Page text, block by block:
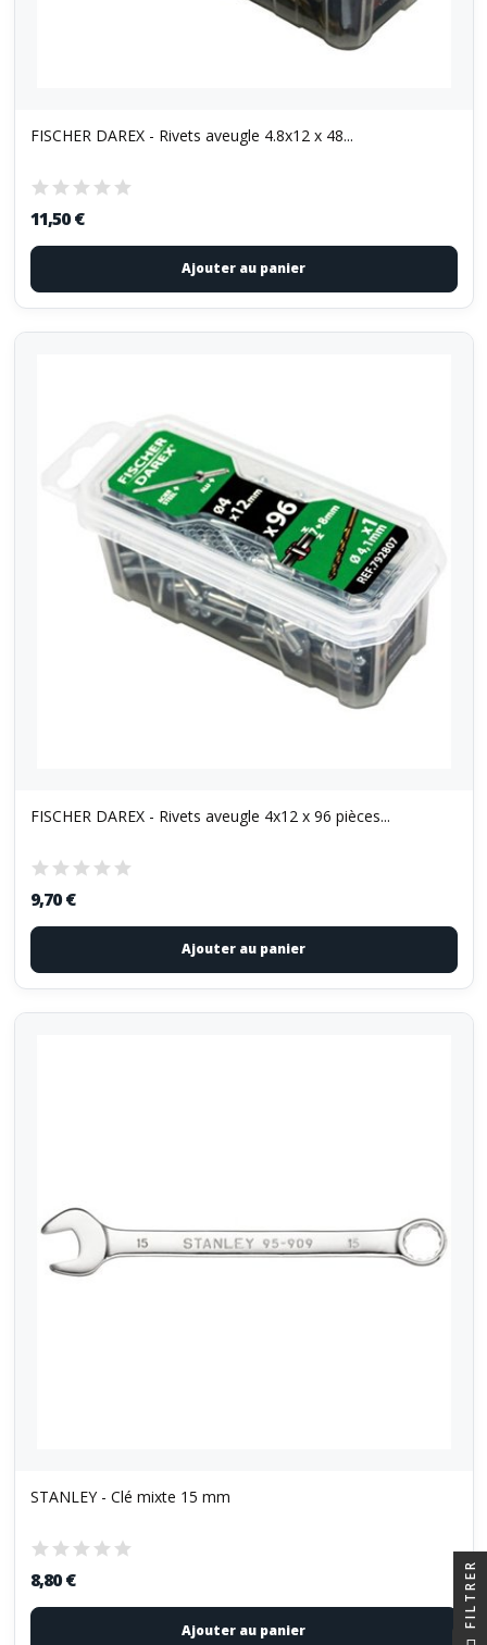
FISCHER DAREX - Rivets aveugle 4.8x12 x 48...
11,50 €
Ajouter au panier
FISCHER DAREX - Rivets aveugle 4x12 x 96 pièces...
9,70 €
Ajouter au panier
STANLEY - Clé mixte 15 mm
8,80 €
Ajouter au panier
FILTRER